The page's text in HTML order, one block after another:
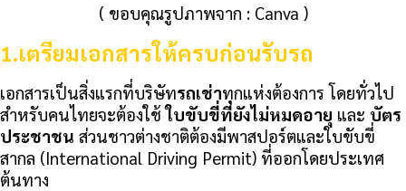
( ขอบคุณรูปภาพจาก : Canva )
1.เตรียมเอกสารให้ครบก่อนรับรถ
เอกสารเป็นสิ่งแรกที่บริษัทรถเช่าทุกแห่งต้องการ โดยทั่วไป
สำหรับคนไทยจะต้องใช้ใบขับขี่ที่ยังไม่หมดอายุ และ บัตร
ประชาชน ส่วนชาวต่างชาติต้องมีพาสปอร์ตและใบขับขี่
สากล (International Driving Permit) ที่ออกโดยประเทศ
ต้นทาง